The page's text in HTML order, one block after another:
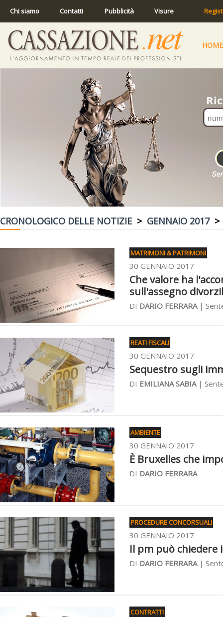
Chi siamo Contatti Pubblicità Visure
HOME
CRONOLOGICO DELLE NOTIZIE > GENNAIO 2017>
MATRIMONI & PATRIMONI
30 GENNAIO 2017
Che valore ha
sull'assegno
DI DARIO FERRARA|
REATI FISCALI
30 GENNAIO 2017
Sequestro sugli
DI EMILIANA SABIA|
AMBIENTE
30 GENNAIO 2017
È Bruxelles che
DI DARIO FERRARA
PROCEDURE CONCORSUALI
30 GENNAIO 2017
Il pm può chiedere
DI DARIO FERRARA|
CONTRATTI